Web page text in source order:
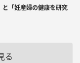
と「妊産婦の健康を研究
る